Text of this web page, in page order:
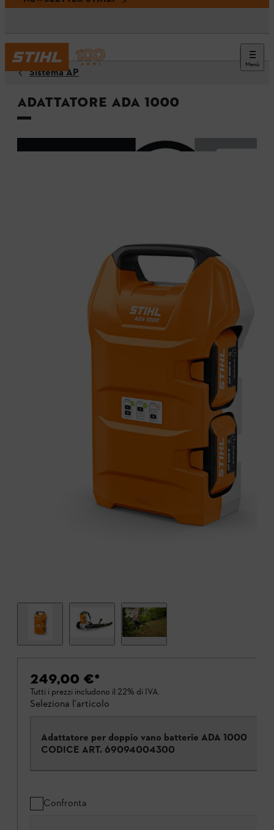
Menù
Sistema AP
Adattatore ADA 1000
249,00 €*
Tutti i prezzi includono il 22% di IVA.
Seleziona l'articolo
Adattatore per doppio vano batterie ADA 1000
CODICE ART. 69094004300
Confronta